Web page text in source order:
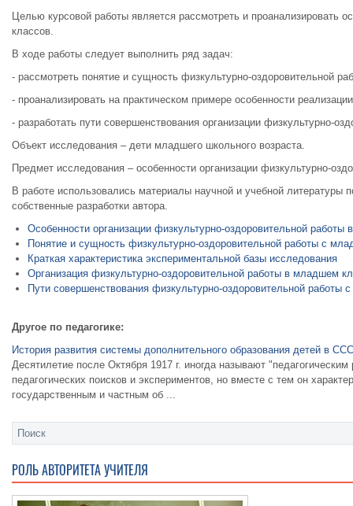
Целью курсовой работы является рассмотреть и проанализировать
классов.
В ходе работы следует выполнить ряд задач:
- рассмотреть понятие и сущность физкультурно-оздоровительной
- проанализировать на практическом примере особенности
- разработать пути совершенствования организации физкультурно-
Объект исследования – дети младшего школьного возраста.
Предмет исследования – особенности организации физкультурно-
В работе использовались материалы научной и учебной
собственные разработки автора.
Особенности организации физкультурно-оздоровительной
Понятие и сущность физкультурно-оздоровительной работы с
Краткая характеристика экспериментальной базы исследования
Организация физкультурно-оздоровительной работы в младшем
Пути совершенствования физкультурно-оздоровительной
Другое по педагогике:
История развития системы дополнительного образования детей в
Десятилетие после Октября 1917 г. иногда называют
педагогических поисков и экспериментов, но вместе с тем он
государственным и частным об ...
РОЛЬ АВТОРИТЕТА УЧИТЕЛЯ